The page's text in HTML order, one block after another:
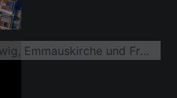
Kathol. Kirche St. Hedwig, Emmauskirche und Freie Waldorfschule Karlsruhe